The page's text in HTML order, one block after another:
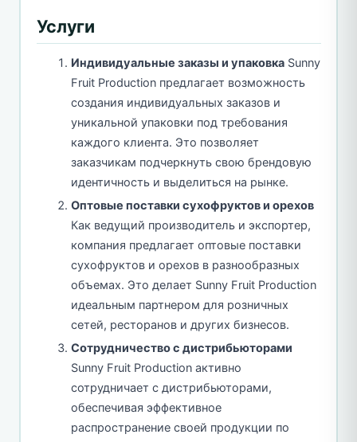
Услуги
Индивидуальные заказы и упаковка Sunny
Fruit Production предлагает возможность
создания индивидуальных заказов и
уникальной упаковки под требования
каждого клиента. Это позволяет
заказчикам подчеркнуть свою брендовую
идентичность и выделиться на рынке.
Оптовые поставки сухофруктов и орехов
Как ведущий производитель и экспортер,
компания предлагает оптовые поставки
сухофруктов и орехов в разнообразных
объемах. Это делает Sunny Fruit Production
идеальным партнером для розничных
сетей, ресторанов и других бизнесов.
Сотрудничество с дистрибьюторами
Sunny Fruit Production активно
сотрудничает с дистрибьюторами,
обеспечивая эффективное
распространение своей продукции по